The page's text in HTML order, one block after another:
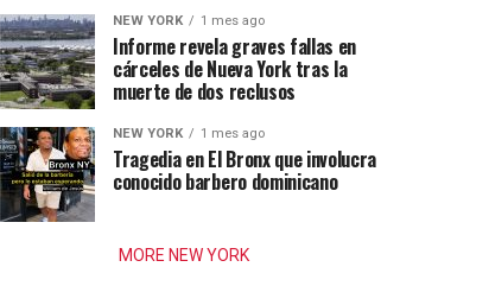
NEW YORK 1 mes ago
Informe revela graves fallas en
cárceles de Nueva York tras la
muerte de dos reclusos
NEW YORK 1 mes ago
Tragedia en El Bronx que involucra
conocido barbero dominicano
MORE NEW YORK